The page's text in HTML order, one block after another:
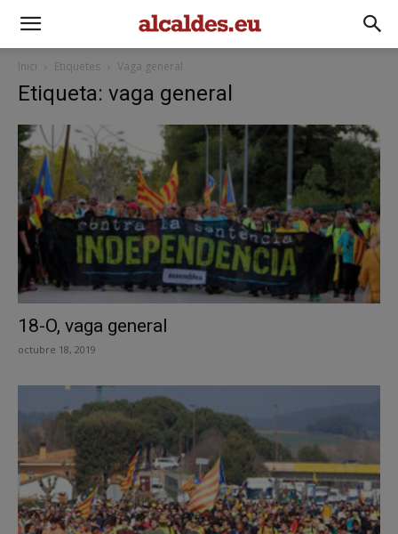
Inici Etiquetes Vaga general
Etiqueta: vaga general
18-O, vaga general
octubre 18, 2019